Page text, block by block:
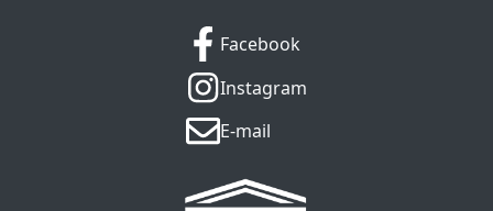
Facebook
Instagram
E-mail